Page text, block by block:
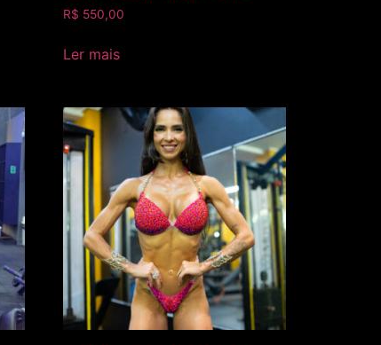
R$ 550,00
Ler mais